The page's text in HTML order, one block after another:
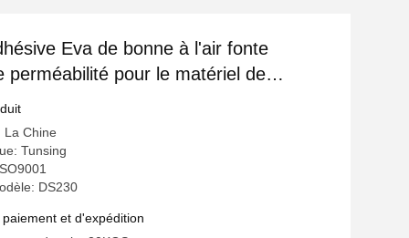
Eva de bonne à l'air fonte
perméabilité pour le matériel de
La Chine
Tunsing
DS230
et d'expédition